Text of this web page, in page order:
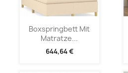
Boxspringbett Mit
Matratze...
644,64 €